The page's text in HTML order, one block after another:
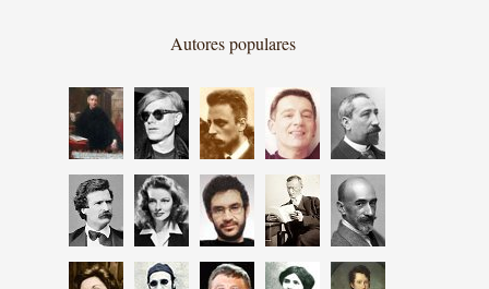
Autores populares